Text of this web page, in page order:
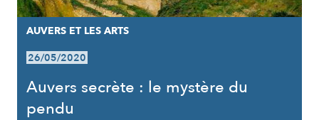
AUVERS ET LES ARTS
26/05/2020
Auvers secrète : le mystère du
pendu